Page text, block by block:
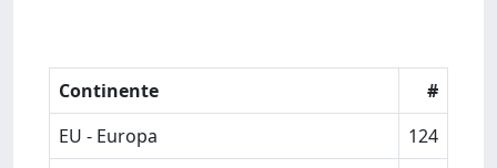
Continente
#
EU - Europa
124